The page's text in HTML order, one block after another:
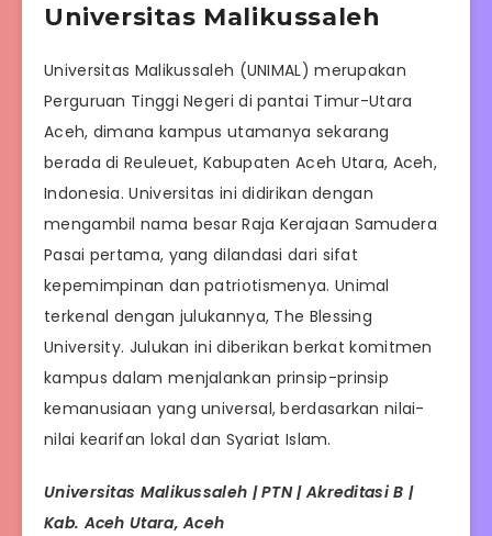
Universitas Malikussaleh
Universitas Malikussaleh (UNIMAL) merupakan
Perguruan Tinggi Negeri di pantai Timur-Utara
Aceh, dimana kampus utamanya sekarang
berada di Reuleuet, Kabupaten Aceh Utara, Aceh,
Indonesia. Universitas ini didirikan dengan
mengambil nama besar Raja Kerajaan Samudera
Pasai pertama, yang dilandasi dari sifat
kepemimpinan dan patriotismenya. Unimal
terkenal dengan julukannya, The Blessing
University. Julukan ini diberikan berkat komitmen
kampus dalam menjalankan prinsip-prinsip
kemanusiaan yang universal, berdasarkan nilai-
nilai kearifan lokal dan Syariat Islam.
Universitas Malikussaleh | PTN | Akreditasi B |
Kab. Aceh Utara, Aceh